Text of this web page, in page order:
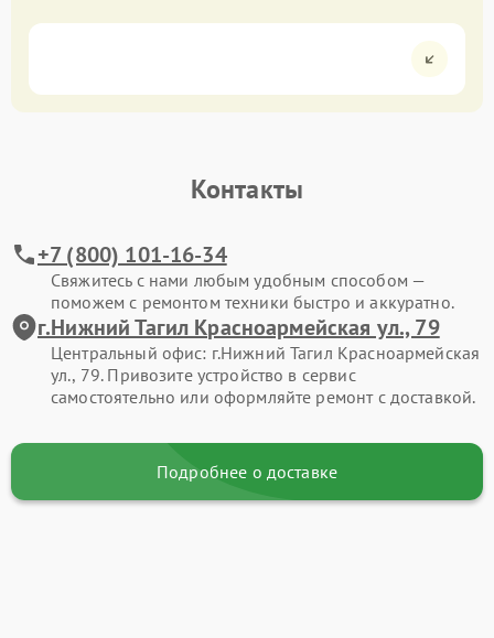
Контакты
+7 (800) 101-16-34
Свяжитесь с нами любым удобным способом —
поможем с ремонтом техники быстро и аккуратно.
г.Нижний Тагил Красноармейская ул., 79
Центральный офис: г.Нижний Тагил Красноармейская
ул., 79. Привозите устройство в сервис
самостоятельно или оформляйте ремонт с доставкой.
Подробнее о доставке